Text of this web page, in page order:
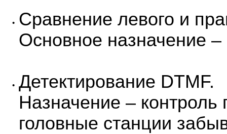
• Сравнение левого и
Основное назначение
• Детектирование DTMF.
Назначение – контроль
головные станции